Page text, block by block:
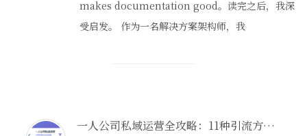
makes documentation good。读完之后，我深
受启发。 作为一名解决方案架构师，我
一人公司私域运营全攻略：11种引流方法+底层逻辑深度解析